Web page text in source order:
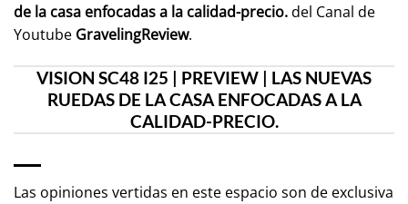
de la casa enfocadas a la calidad-precio.del Canal de
Youtube GravelingReview.
VISION SC48 I25 | PREVIEW | LAS NUEVAS
RUEDAS DE LA CASA ENFOCADAS A LA
CALIDAD-PRECIO.
Las opiniones vertidas en este espacio son de exclusiva